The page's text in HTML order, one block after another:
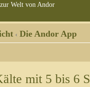
Welt von Andor
‹ Die Andor App
mit 5 bis 6